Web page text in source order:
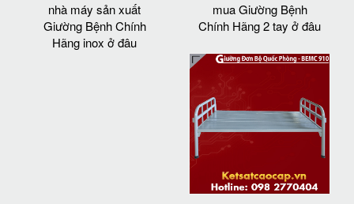
nhà máy sản xuất
Giường Bệnh Chính
Hãng inox ở đâu
mua Giường Bệnh
Chính Hãng 2 tay ở đâu